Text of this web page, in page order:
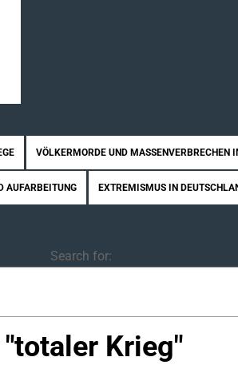
VÖLKERMORDE UND MASSENVERBRECHEN
AUFARBEITUNG EXTREMISMUS IN
Search for:
totaler Krieg"